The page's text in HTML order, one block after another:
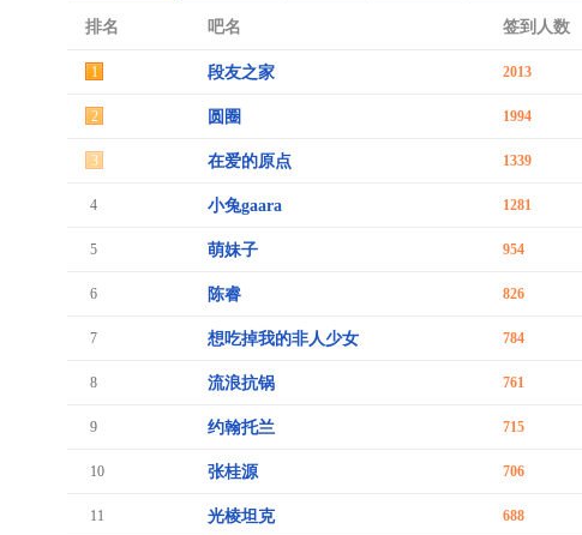
排名 吧名 签到人数
1 段友之家 2013
2 圆圈 1994
3 在爱的原点 1339
4 小兔gaara 1281
5 萌妹子 954
6 陈睿 826
7 想吃掉我的非人少女 784
8 流浪抗锅 761
9 约翰托兰 715
10 张桂源 706
11 光棱坦克 688